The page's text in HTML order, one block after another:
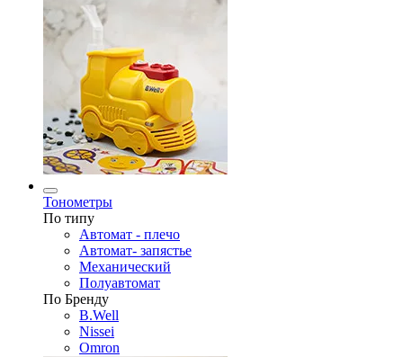
Тонометры
По типу
Автомат - плечо
Автомат- запястье
Механический
Полуавтомат
По Бренду
B.Well
Nissei
Omron